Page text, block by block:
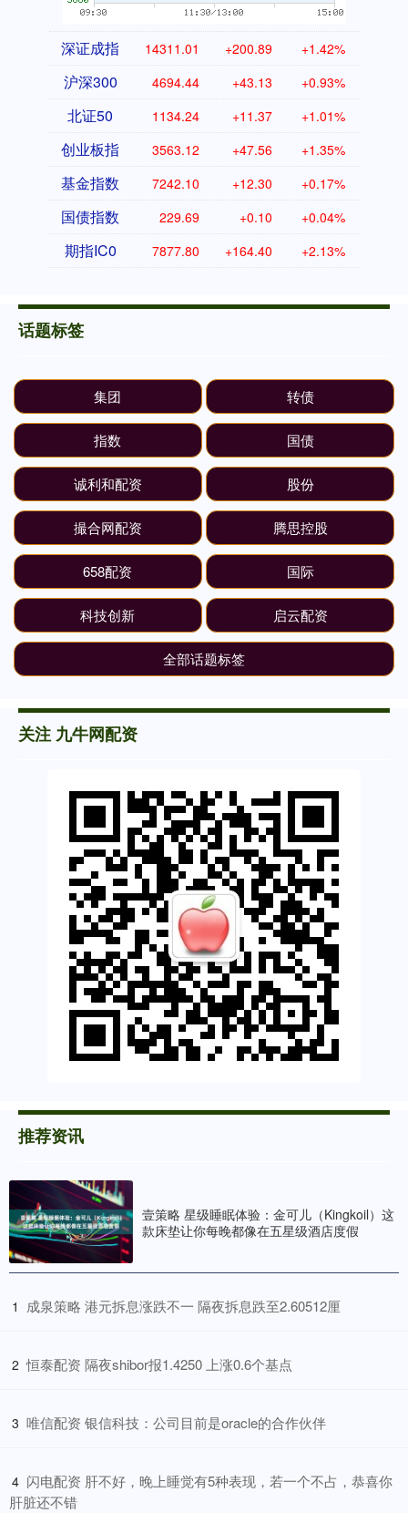
深证成指 14311.01 +200.89 +1.42%
沪深300 4694.44 +43.13 +0.93%
北证50 1134.24 +11.37 +1.01%
创业板指 3563.12 +47.56 +1.35%
基金指数 7242.10 +12.30 +0.17%
国债指数 229.69 +0.10 +0.04%
期指IC0 7877.80 +164.40 +2.13%
话题标签
集团 转债
指数 国债
诚利和配资 股份
撮合网配资 腾思控股
658配资 国际
科技创新 启云配资
全部话题标签
关注 九牛网配资
推荐资讯
壹策略 星级睡眠体验：金可儿（Kingkoil）这
款床垫让你每晚都像在五星级酒店度假
1 ​成泉策略 港元拆息涨跌不一 隔夜拆息跌至2.60512厘
2 ​恒泰配资 隔夜shibor报1.4250 上涨0.6个基点
3 ​唯信配资 银信科技：公司目前是oracle的合作伙伴
4 ​闪电配资 肝不好，晚上睡觉有5种表现，若一个不占，恭喜你
肝脏还不错